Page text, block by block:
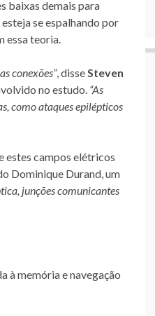
baixas demais para
se espalhando por
essa teoria.
conexões”, disseSteven
no estudo. “As
como ataques epilépticos
estes campos elétricos
Dominique Durand, um
junções comunicantes
à memória e navegação